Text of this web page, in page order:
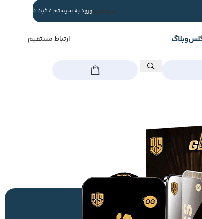
سبد خریدورود به سیستم / ثبت نام
گلسوبلاگ ارتباط مستقیم